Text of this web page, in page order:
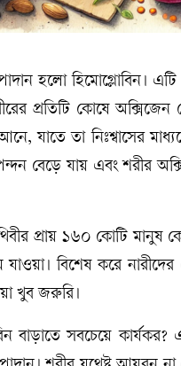
হলো হিমোগ্লোবিন।
প্রতিটি কোষে
যাতে তা নিঃশ্বাসের
বেড়ে যায় এবং শরীর
প্রায় ১৬০ কোটি
বিশেষ করে
খুব জরুরি।
বাড়াতে সবচেয়ে